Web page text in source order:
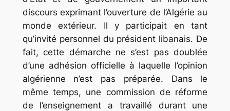
discours exprimant l’ouverture de l’Algérie au
monde extérieur. Il y participait en tant
qu’invité personnel du président libanais. De
fait, cette démarche ne s’est pas doublée
d’une adhésion officielle à laquelle l’opinion
algérienne n’est pas préparée. Dans le
même temps, une commission de réforme
de l’enseignement a travaillé durant une